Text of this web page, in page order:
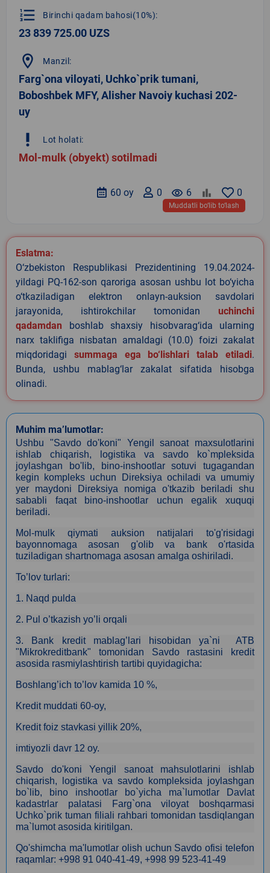
format_list_numbered Birinchi qadam bahosi(10%):
23 839 725.00 UZS
location_on Manzil:
Farg`ona viloyati, Uchko`prik tumani,
Boboshbek MFY, Alisher Navoiy kuchasi 202-
uy
priority_high Lot holati:
Mol-mulk (obyekt) sotilmadi
0
remove_red_eye 6
0
60 oy
Muddatli bo‘lib to‘lash
Eslatma:
O‘zbekiston Respublikasi Prezidentining 19.04.2024-
yildagi PQ-162-son qaroriga asosan ushbu lot bo‘yicha
o‘tkaziladigan elektron onlayn-auksion savdolari
jarayonida, ishtirokchilar tomonidan uchinchi
qadamdan boshlab shaxsiy hisobvarag‘ida ularning
narx taklifiga nisbatan amaldagi (10.0) foizi zakalat
miqdoridagi summaga ega bo‘lishlari talab etiladi.
Bunda, ushbu mablag‘lar zakalat sifatida hisobga
olinadi.
Muhim ma’lumotlar:
Ushbu "Savdo do'koni" Yengil sanoat maxsulotlarini
ishlab chiqarish, logistika va savdo ko`mpleksida
joylashgan bo'lib, bino-inshootlar sotuvi tugagandan
kegin kompleks uchun Direksiya ochiladi va umumiy
yer maydoni Direksiya nomiga o'tkazib beriladi shu
sababli faqat bino-inshootlar uchun egalik xuquqi
beriladi.
Mol-mulk qiymati auksion natijalari to'g'risidagi
bayonnomaga asosan g'olib va bank o'rtasida
tuziladigan shartnomaga asosan amalga oshiriladi.
To’lov turlari:
1. Naqd pulda
2. Pul o’tkazish yo’li orqali
3. Bank kredit mablag’lari hisobidan ya`ni ATB
"Mikrokreditbank" tomonidan Savdo rastasini kredit
asosida rasmiylashtirish tartibi quyidagicha:
Boshlang’ich to’lov kamida 10 %,
Kredit muddati 60-oy,
Kredit foiz stavkasi yillik 20%,
imtiyozli davr 12 oy.
Savdo do'koni Yengil sanoat mahsulotlarini ishlab
chiqarish, logistika va savdo kompleksida joylashgan
bo`lib, bino inshootlar bo`yicha ma`lumotlar Davlat
kadastrlar palatasi Farg`ona viloyat boshqarmasi
Uchko`prik tuman filiali rahbari tomonidan tasdiqlangan
ma`lumot asosida kiritilgan.
Qo'shimcha ma'lumotlar olish uchun Savdo ofisi telefon
raqamlar: +998 91 040-41-49, +998 99 523-41-49